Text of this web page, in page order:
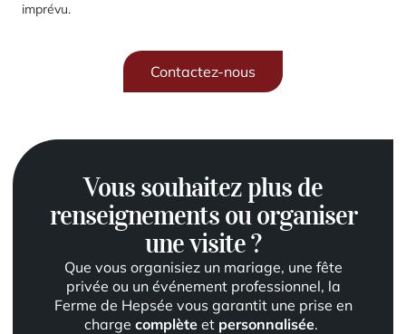
imprévu.
Contactez-nous
Vous souhaitez plus de
renseignements ou organiser
une visite ?
Que vous organisiez un mariage, une fête
privée ou un événement professionnel, la
Ferme de Hepsée vous garantit une prise en
charge complète et personnalisée.